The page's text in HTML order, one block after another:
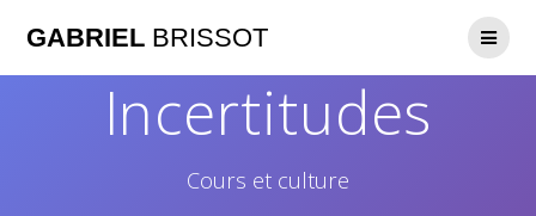
GABRIEL BRISSOT
Incertitudes
Cours et culture